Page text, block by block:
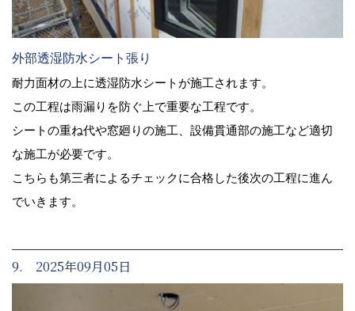
外部透湿防水シート張り
耐力面材の上に透湿防水シートが施工されます。
この工程は雨漏りを防ぐ上で重要な工程です。
シートの重ね代や窓廻りの施工、設備貫通部の施工など適切
な施工が必要です。
こちらも第三者によるチェックに合格した後次の工程に進ん
でいきます。
9. 2025年09月05日